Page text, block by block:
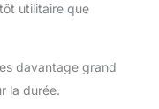
utilitaire que
davantage grand
la durée.